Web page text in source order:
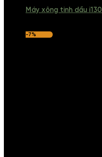
Máy xông tinh dầu i130
-7%